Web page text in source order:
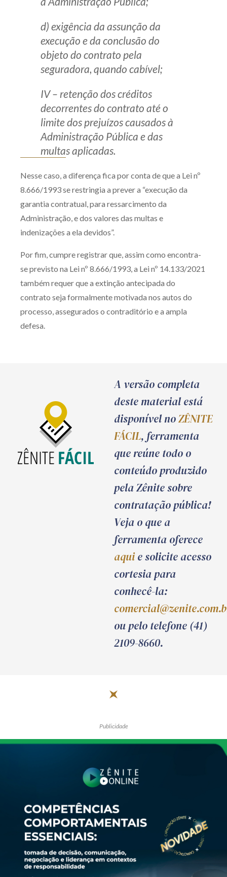
d) exigência da assunção da
execução e da conclusão do
objeto do contrato pela
seguradora, quando cabível;
IV – retenção dos créditos
decorrentes do contrato até o
limite dos prejuízos causados à
Administração Pública e das
multas aplicadas.
Nesse caso, a diferença fica por conta de que a Lei nº
8.666/1993 se restringia a prever a “execução da
garantia contratual, para ressarcimento da
Administração, e dos valores das multas e
indenizações a ela devidos”.
Por fim, cumpre registrar que, assim como encontra-
se previsto na Lei nº 8.666/1993, a Lei nº 14.133/2021
também requer que a extinção antecipada do
contrato seja formalmente motivada nos autos do
processo, assegurados o contraditório e a ampla
defesa.
A versão completa
deste material está
disponível noZÊNITE
FÁCIL, ferramenta
que reúne todo o
conteúdo produzido
pela Zênite sobre
contratação pública!
Veja o que a
ferramenta oferece
aquie solicite acesso
cortesia para
conhecê-la:
ou pelo telefone (41)
2109-8660.
Publicidade